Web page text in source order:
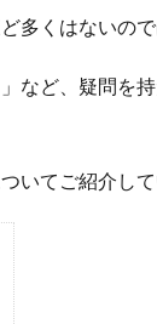
多くはないので
など、疑問を
いてご紹介して